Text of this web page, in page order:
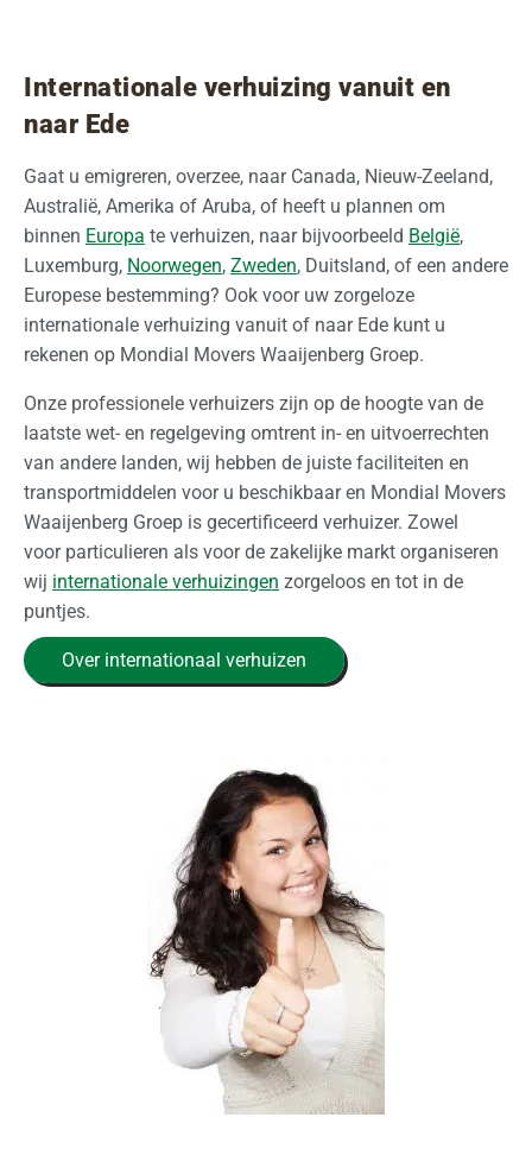
Internationale verhuizing vanuit en
naar Ede
Gaat u emigreren, overzee, naar Canada, Nieuw-Zeeland,
Australië, Amerika of Aruba, of heeft u plannen om
binnen Europa te verhuizen, naar bijvoorbeeld België,
Luxemburg, Noorwegen, Zweden, Duitsland, of een andere
Europese bestemming? Ook voor uw zorgeloze
internationale verhuizing vanuit of naar Ede kunt u
rekenen op Mondial Movers Waaijenberg Groep.
Onze professionele verhuizers zijn op de hoogte van de
laatste wet- en regelgeving omtrent in- en uitvoerrechten
van andere landen, wij hebben de juiste faciliteiten en
transportmiddelen voor u beschikbaar en Mondial Movers
Waaijenberg Groep is gecertificeerd verhuizer. Zowel
voor particulieren als voor de zakelijke markt organiseren
wij internationale verhuizingen zorgeloos en tot in de
puntjes.
Over internationaal verhuizen